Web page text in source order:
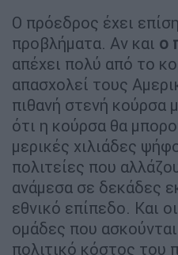
Ο πρόεδρος έχει
προβλήματα. Αν και ο
απέχει πολύ από το
απασχολεί τους
πιθανή στενή κούρσα
ότι η κούρσα θα
μερικές χιλιάδες
πολιτείες που
ανάμεσα σε δεκάδες
εθνικό επίπεδο. Και
ομάδες που
πολιτικό κόστος του